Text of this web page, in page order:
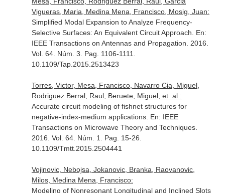
Vigueras, Maria, Medina Mena, Francisco, Mosig, Juan:
Simplified Modal Expansion to Analyze Frequency-
Selective Surfaces: An Equivalent Circuit Approach. En:
IEEE Transactions on Antennas and Propagation . 2016.
Vol. 64. Núm. 3. Pag. 1106-1111.
10.1109/Tap.2015.2513423
Torres, Victor, Mesa, Francisco, Navarro Cia, Miguel,
Rodriguez Berral, Raul, Beruete, Miguel, et. al.:
Accurate circuit modeling of fishnet structures for
negative-index-medium applications. En: IEEE
Transactions on Microwave Theory and Techniques.
2016. Vol. 64. Núm. 1. Pag. 15-26.
10.1109/Tmtt.2015.2504441
Vojinovic, Nebojsa, Jokanovic, Branka, Raovanovic,
Milos, Medina Mena, Francisco:
Modeling of Nonresonant Longitudinal and Inclined Slots